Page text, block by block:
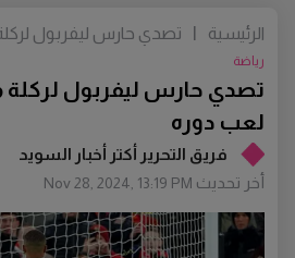
فريق التحرير أكتر أخبار السويد
أخر تحديث Nov 28, 2024, 13:19 PM
تصدي حارس ليفربول لركلة
لعب دوره
رياضة
الرئيسية
تصدي حارس ليفربول